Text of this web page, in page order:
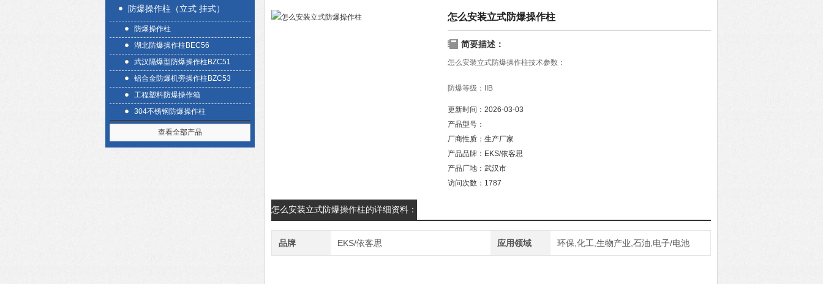
防爆操作柱（立式 挂式）
防爆操作柱
湖北防爆操作柱BEC56
武汉隔爆型防爆操作柱BZC51
铝合金防爆机旁操作柱BZC53
工程塑料防爆操作箱
304不锈钢防爆操作柱
查看全部产品
怎么安装立式防爆操作柱
简要描述：
怎么安装立式防爆操作柱技术参数：
防爆等级：IIB
防腐等级:WF1
防护等级：IP54
材质：铸铝合/304不锈钢/钢板焊接
更新时间： 2026-03-03
产品型号：
厂商性质： 生产厂家
产品品牌： EKS/依客思
产品厂地： 武汉市
访问次数： 1787
怎么安装立式防爆操作柱的详细资料：
品牌 EKS/依客思 应用领域 环保,化工,生物产业,石油,电子/电池